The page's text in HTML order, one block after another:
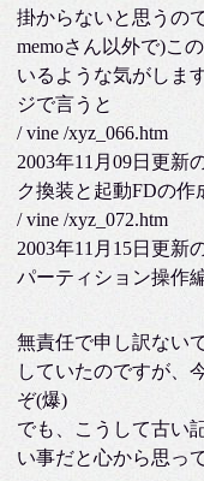
掛からないと思うの
memoさん以外で)こ
いるような気がしま
ジで言うと
/ vine /xyz_066.htm
2003年11月09日更新
ク換装と起動FDの作
/ vine /xyz_072.htm
2003年11月15日更新
パーティション操作編
無責任で申し訳ない
していたのですが、
ぞ(爆)
でも、こうして古い
い事だと心から思っ